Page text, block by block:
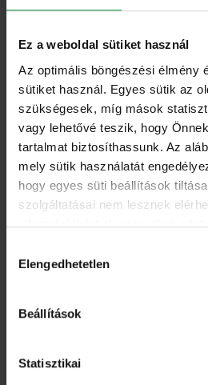
Ez a weboldal sütiket használ
Az optimális böngészési élmény
sütiket használ. Egyes sütik az
szükségesek, míg mások
vagy lehetővé teszik, hogy
tartalmat biztosíthassunk. Az
mely sütik használatát
hogy egyes süti beállítások
szolgáltatásai nem lesznek
információkért olvassa el az
kiválasztása
Elengedhetetlen
Beállítások
Statisztikai
kezében van. Ez a támogatás
arra, hogy megkóstoltassák a
ha eddig nem tették. Így
segítik a Bátor Tábor
szerint válogatott, vitamindús
asztalra.”
Az Eisberg minden csomag
2022-ben közel 110 ezer
ami 550 ezer forintos
az Eisberg egész évben
látta el a tábort, ennek értéke
millió forintot.